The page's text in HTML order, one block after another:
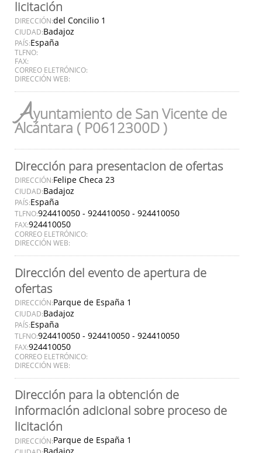
licitación
DIRECCIÓN:del Concilio 1
CIUDAD:Badajoz
PAÍS:España
TLFNO:
FAX:
CORREO ELETRÓNICO:
DIRECCIÓN WEB:
Ayuntamiento de San Vicente de
Alcántara ( P0612300D )
Dirección para presentacion de ofertas
DIRECCIÓN:Felipe Checa 23
CIUDAD:Badajoz
PAÍS:España
TLFNO:924410050 - 924410050 - 924410050
FAX:924410050
CORREO ELETRÓNICO:
DIRECCIÓN WEB:
Dirección del evento de apertura de
ofertas
DIRECCIÓN:Parque de España 1
CIUDAD:Badajoz
PAÍS:España
TLFNO:924410050 - 924410050 - 924410050
FAX:924410050
CORREO ELETRÓNICO:
DIRECCIÓN WEB:
Dirección para la obtención de
información adicional sobre proceso de
licitación
DIRECCIÓN:Parque de España 1